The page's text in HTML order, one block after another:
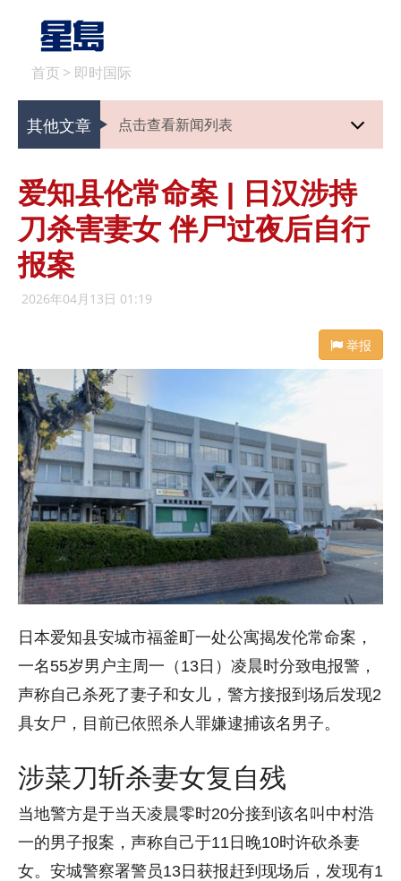
首页 > 即时国际
其他文章 点击查看新闻列表
爱知县伦常命案 | 日汉涉持
刀杀害妻女 伴尸过夜后自行
报案
2026年04月13日 01:19
举报
日本爱知县安城市福釜町一处公寓揭发伦常命案，
一名55岁男户主周一（13日）凌晨时分致电报警，
声称自己杀死了妻子和女儿，警方接报到场后发现2
具女尸，目前已依照杀人罪嫌逮捕该名男子。
涉菜刀斩杀妻女复自残
当地警方是于当天凌晨零时20分接到该名叫中村浩
一的男子报案，声称自己于11日晚10时许砍杀妻
女。安城警察署警员13日获报赶到现场后，发现有1